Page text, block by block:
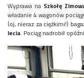
Classroom
Dokumenty szkolne
Dyżury Szkolne
Obiady
Rekrutacja SP
Wyprawa na Szkołę
władanie 4 wagonów
(oj, nieraz za ciężkimi!)
lecia. Pociąg nadrobił